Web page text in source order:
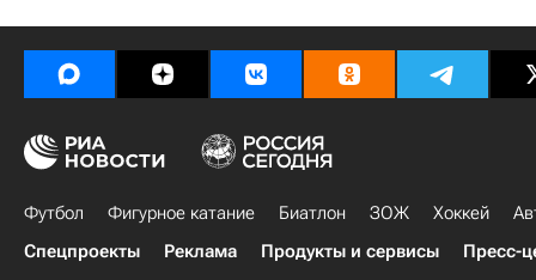
Футбол Фигурное катание Биатлон ЗОЖ Хоккей
Спецпроекты
Реклама Продукты и сервисы Пресс-